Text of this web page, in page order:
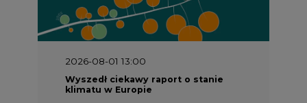
2026-08-01 13:00
Wyszedł ciekawy raport o stanie
klimatu w Europie